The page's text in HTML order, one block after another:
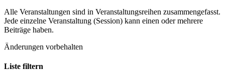
Alle Veranstaltungen sind in Veranstaltungsreihen zusammengefasst.
Jede einzelne Veranstaltung (Session) kann einen oder mehrere
Beiträge haben.
Änderungen vorbehalten
Liste filtern